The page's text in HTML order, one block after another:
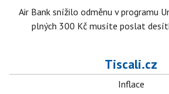
Air Bank snížilo odměnu v programu
plných 300 Kč musíte poslat
Tiscali.cz
Inflace